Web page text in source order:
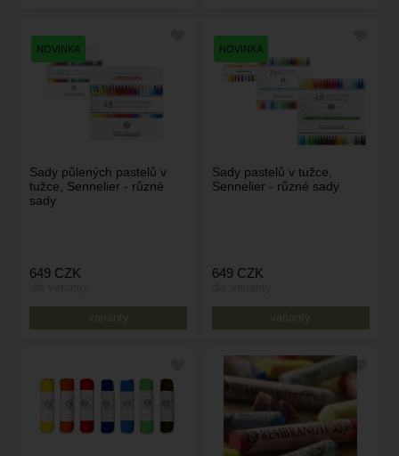
Sady půlených pastelů v
tužce, Sennelier - různé
sady
varianty
649 CZK
Sady pastelů v tužce,
Sennelier - různé sady
varianty
649 CZK